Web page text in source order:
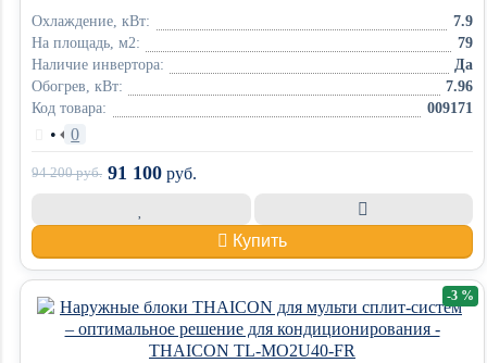
Охлаждение, кВт:
7.9
На площадь, м2:
79
Наличие инвертора:
Да
Обогрев, кВт:
7.96
Код товара:
009171
• 0
94 200руб. 91 100 руб.
Купить
-3 %